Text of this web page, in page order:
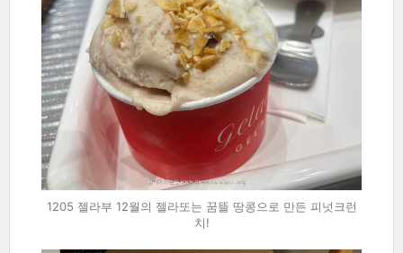
1205 젤라부 12월의 젤라또는 꿈뜰 땅콩으로 만든 피넛크런
치!